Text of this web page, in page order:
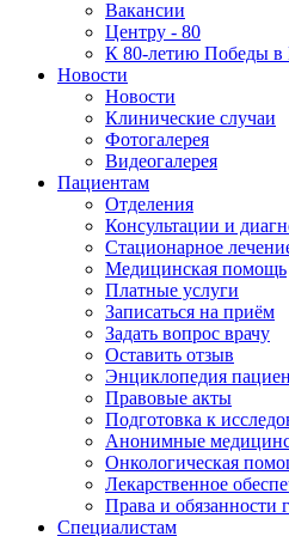
Вакансии
Центру - 80
К 80-летию Победы в
Новости
Новости
Клинические случаи
Фотогалерея
Видеогалерея
Пациентам
Отделения
Консультации и
Стационарное
Медицинская помощь
Платные услуги
Записаться на приём
Задать вопрос врачу
Оставить отзыв
Энциклопедия
Правовые акты
Подготовка к
Анонимные
Онкологическая
Лекарственное
Права и обязанности
Специалистам